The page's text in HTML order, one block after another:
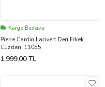
Kargo Bedava
Pierre Cardin Lacivert Deri Erkek
Cüzdanı 11055
1.999,00 TL